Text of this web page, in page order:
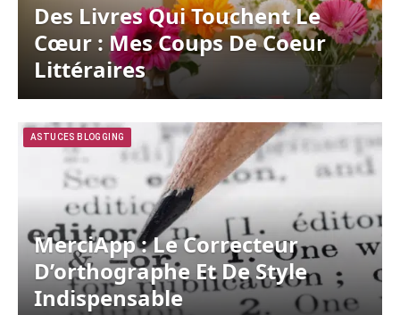
Des Livres Qui Touchent Le
Cœur : Mes Coups De Coeur
Littéraires
ASTUCES BLOGGING
MerciApp : Le Correcteur
D’orthographe Et De Style
Indispensable